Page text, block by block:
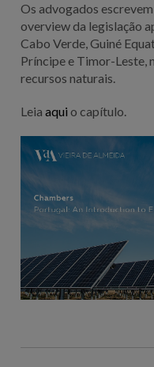
Os advogados
overview da legislação
Cabo Verde, Guiné
Príncipe e Timor-Leste,
recursos naturais.
Leia aqui o capítulo.